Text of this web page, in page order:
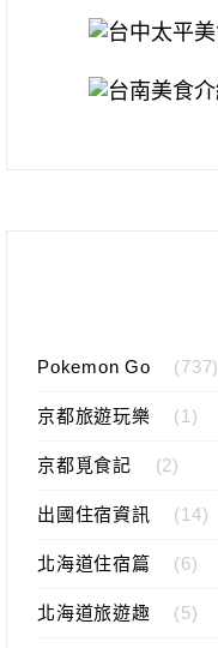
Pokemon Go (737)
京都旅遊玩樂 (1)
京都覓食記 (2)
出國住宿資訊 (14)
北海道住宿篇 (6)
北海道旅遊趣 (5)